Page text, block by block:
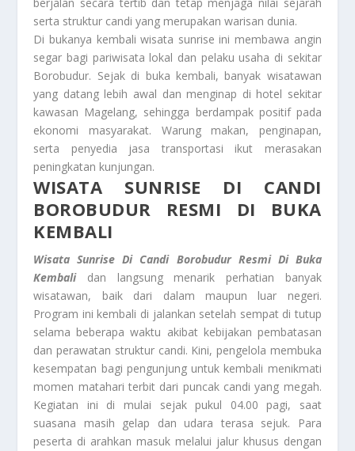
serta struktur candi yang merupakan warisan dunia.
Di bukanya kembali wisata sunrise ini membawa angin
segar bagi pariwisata lokal dan pelaku usaha di sekitar
Borobudur. Sejak di buka kembali, banyak wisatawan
yang datang lebih awal dan menginap di hotel sekitar
kawasan Magelang, sehingga berdampak positif pada
ekonomi masyarakat. Warung makan, penginapan,
serta penyedia jasa transportasi ikut merasakan
peningkatan kunjungan.
WISATA SUNRISE DI CANDI
BOROBUDUR RESMI DI BUKA
KEMBALI
Wisata Sunrise Di Candi Borobudur Resmi Di Buka
Kembalidan langsung menarik perhatian banyak
wisatawan, baik dari dalam maupun luar negeri.
Program ini kembali di jalankan setelah sempat di tutup
selama beberapa waktu akibat kebijakan pembatasan
dan perawatan struktur candi. Kini, pengelola membuka
kesempatan bagi pengunjung untuk kembali menikmati
momen matahari terbit dari puncak candi yang megah.
Kegiatan ini di mulai sejak pukul 04.00 pagi, saat
suasana masih gelap dan udara terasa sejuk. Para
peserta di arahkan masuk melalui jalur khusus dengan